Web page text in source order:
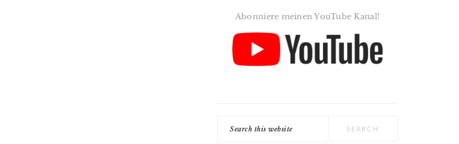
Abonniere meinen YouTube Kanal!